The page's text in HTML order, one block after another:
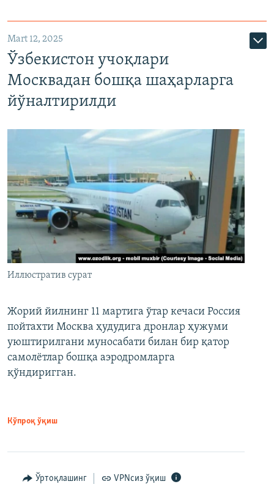
Mart 12, 2025
Ўзбекистон учоқлари
Москвадан бошқа шаҳарларга
йўналтирилди
Иллюстратив сурат
Жорий йилнинг 11 мартига ўтар кечаси Россия
пойтахти Москва ҳудудига дронлар ҳужуми
уюштирилгани муносабати билан бир қатор
самолётлар бошқа аэродромларга
қўндиригган.
Кўпроқ ўқиш
Ўртоқлашинг VPNсиз ўқиш